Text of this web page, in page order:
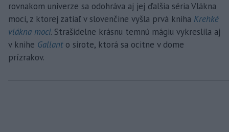
rovnakom univerze sa odohráva aj jej ďalšia séria Vlákna
moci, z ktorej zatiaľ v slovenčine vyšla prvá kniha Krehké
vlákna moci. Strašidelne krásnu temnú mágiu vykreslila aj
v knihe Gallant o sirote, ktorá sa ocitne v dome
prízrakov.